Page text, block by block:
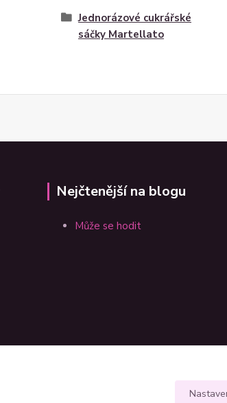
Jednorázové cukrářské
sáčky Martellato
Nejčtenější na blogu
Může se hodit